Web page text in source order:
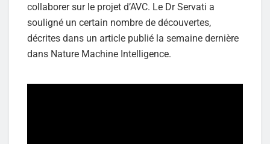
collaborer sur le projet d’AVC. Le Dr Servati a
souligné un certain nombre de découvertes,
décrites dans un article publié la semaine dernière
dans Nature Machine Intelligence.